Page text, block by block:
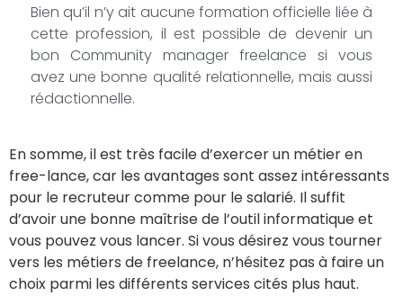
Bien qu’il n’y ait aucune formation officielle liée à
cette profession, il est possible de devenir un
bon Community manager freelance si vous
avez une bonne qualité relationnelle, mais aussi
rédactionnelle.
En somme, il est très facile d’exercer un métier en
free-lance, car les avantages sont assez intéressants
pour le recruteur comme pour le salarié. Il suffit
d’avoir une bonne maîtrise de l’outil informatique et
vous pouvez vous lancer. Si vous désirez vous tourner
vers les métiers de freelance, n’hésitez pas à faire un
choix parmi les différents services cités plus haut.